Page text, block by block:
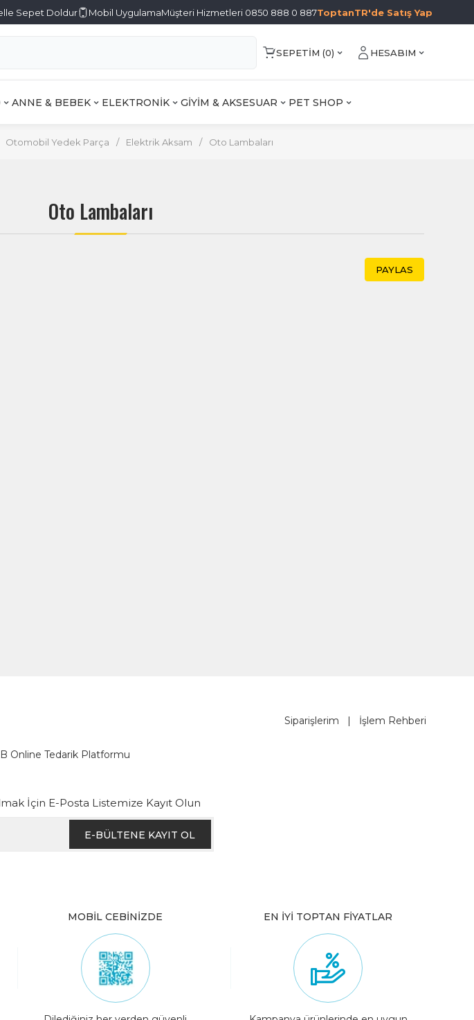
Sepet Doldur Mobil UygulamaMüşteri Hizmetleri 0850 888 0 887ToptanTR'de Satış Yap
SEPETIM (0) HESABIM
ANNE & BEBEK ELEKTRONİK GİYİM & AKSESUAR PET SHOP
Otomobil Yedek Parça / Elektrik Aksam / Oto Lambaları
Oto Lambaları
PAYLAS
Siparişlerim | İşlem Rehberi
Online Tedarik Platformu
İçin E-Posta Listemize Kayıt Olun
E-BÜLTENE KAYIT OL
MOBİL CEBİNİZDE EN İYİ TOPTAN FİYATLAR